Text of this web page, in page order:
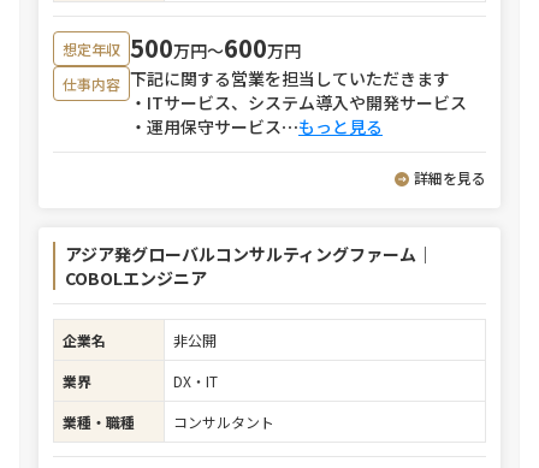
想定年収 500万円〜600万円
仕事内容 下記に関する営業を担当していただきます
・ITサービス、システム導入や開発サービス
・運用保守サービス⋯もっと見る
詳細を見る
アジア発グローバルコンサルティングファーム｜
COBOLエンジニア
企業名
非公開
業界
DX・IT
業種・職種
コンサルタント